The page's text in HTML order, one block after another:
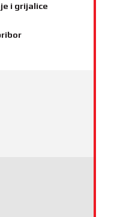
i grijalice